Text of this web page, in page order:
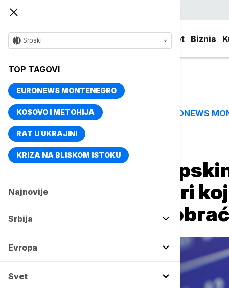
Svet Biznis
Srpski
TOP TAGOVI
EURONEWS MONTENEGRO
KOSOVO I METOHIJA
RAT U UKRAJINI
KRIZA NA BLISKOM ISTOKU
Najnovije
Srbija
Evropa
Svet
TOP TAGOVI EURONEWS
Naslovna Evropa
Sezona na
gora”: Svi faktori
krize u avio-